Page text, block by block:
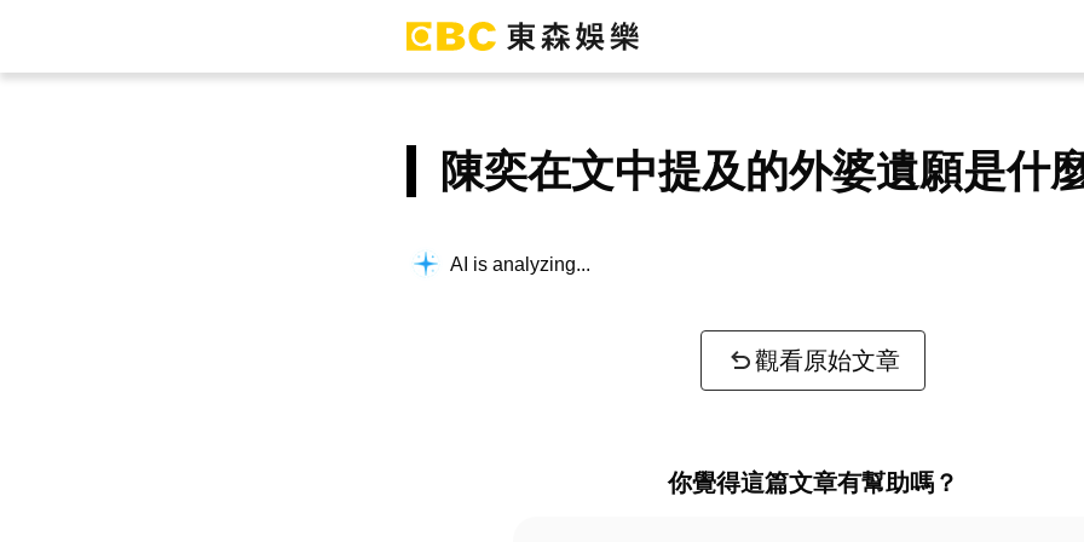
陳奕在文中提及的外婆遺願是什
AI is analyzing...
觀看原始文章
你覺得這篇文章有幫助嗎？